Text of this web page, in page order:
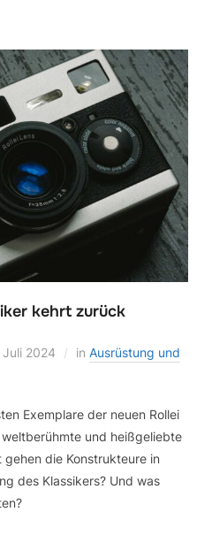
kehrt zurück
Juli 2024 in Ausrüstung und
Exemplare der neuen Rollei
und heißgeliebte
die Konstrukteure in
des Klassikers? Und was